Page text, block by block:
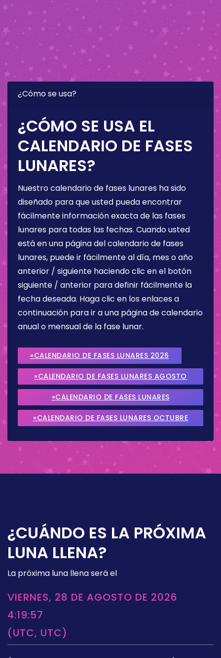
¿Cómo se usa?
¿CÓMO SE USA EL
CALENDARIO DE FASES
LUNARES?
Nuestro calendario de fases lunares ha sido
diseñado para que usted pueda encontrar
fácilmente información exacta de las fases
lunares para todas las fechas. Cuando usted
está en una página del calendario de fases
lunares, puede ir fácilmente al día, mes o año
anterior / siguiente haciendo clic en el botón
siguiente / anterior para definir fácilmente la
fecha deseada. Haga clic en los enlaces a
continuación para ir a una página de calendario
anual o mensual de la fase lunar.
»CALENDARIO DE FASES LUNARES 2026
»CALENDARIO DE FASES LUNARES AGOSTO
2026
»CALENDARIO DE FASES LUNARES
SEPTIEMBRE 2026
»CALENDARIO DE FASES LUNARES OCTUBRE
¿CUÁNDO ES LA PRÓXIMA
LUNA LLENA?
La próxima luna llena será el
VIERNES, 28 DE AGOSTO DE 2026
4:19:57
(UTC, UTC)